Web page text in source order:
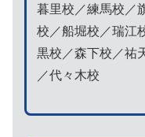
暮里校／練馬校／
校／船堀校／瑞江
黒校／森下校／祐
／代々木校